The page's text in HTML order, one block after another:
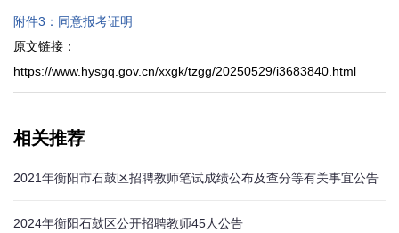
附件3：同意报考证明
原文链接：
https://www.hysgq.gov.cn/xxgk/tzgg/20250529/i3683840.html
相关推荐
2021年衡阳市石鼓区招聘教师笔试成绩公布及查分等有关事宜公告
2024年衡阳石鼓区公开招聘教师45人公告